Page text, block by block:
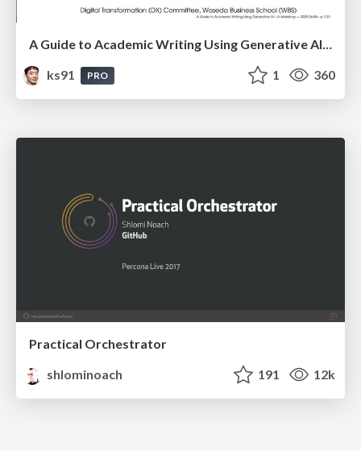
A Guide to Academic Writing Using Generative AI - A Workshop
ks91
PRO 1 360
Practical Orchestrator
shlominoach
191 12k